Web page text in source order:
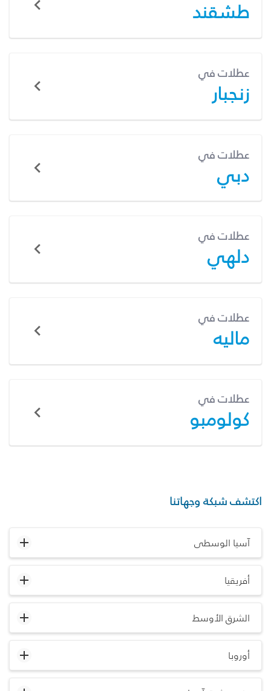
طشقند
عطلات في
زنجبار
عطلات في
دبي
عطلات في
دلهي
عطلات في
ماليه
عطلات في
كولومبو
اكتشف شبكة وجهاتنا
آسيا الوسطى
أفريقيا
الشرق الأوسط
أوروبا